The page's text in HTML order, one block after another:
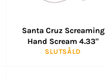
Santa Cruz Screaming
Hand Scream 4.33"
SLUTSÅLD